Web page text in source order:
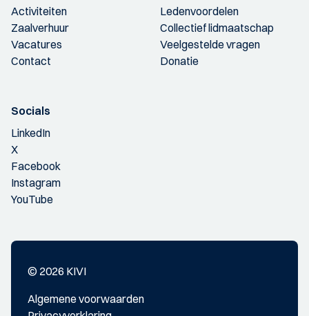
Activiteiten
Zaalverhuur
Vacatures
Contact
Ledenvoordelen
Collectief lidmaatschap
Veelgestelde vragen
Donatie
Socials
LinkedIn
X
Facebook
Instagram
YouTube
© 2026 KIVI
Algemene voorwaarden